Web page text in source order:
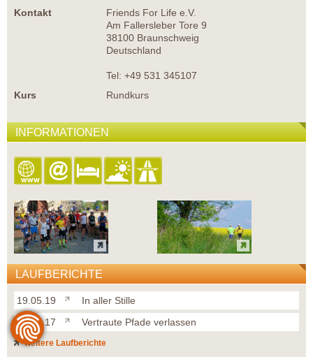
Kontakt
Friends For Life e.V.
Am Fallersleber Tore 9
38100 Braunschweig
Deutschland
Tel: +49 531 345107
Kurs
Rundkurs
INFORMATIONEN
LAUFBERICHTE
19.05.19
In aller Stille
21.05.17
Vertraute Pfade verlassen
weitere Laufberichte